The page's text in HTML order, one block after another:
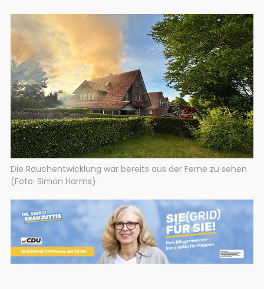
Die Rauchentwicklung war bereits aus der Ferne zu sehen
(Foto: Simon Harms)